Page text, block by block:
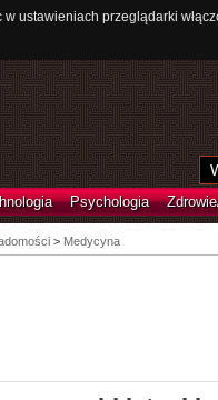
ustawieniach przeglądarki
Psychologia
> Medycyna